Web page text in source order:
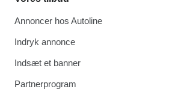
Annoncer hos Autoline
Indryk annonce
Indsæt et banner
Partnerprogram